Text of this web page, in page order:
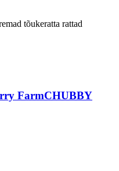
tõukeratta rattad
FarmCHUBBY